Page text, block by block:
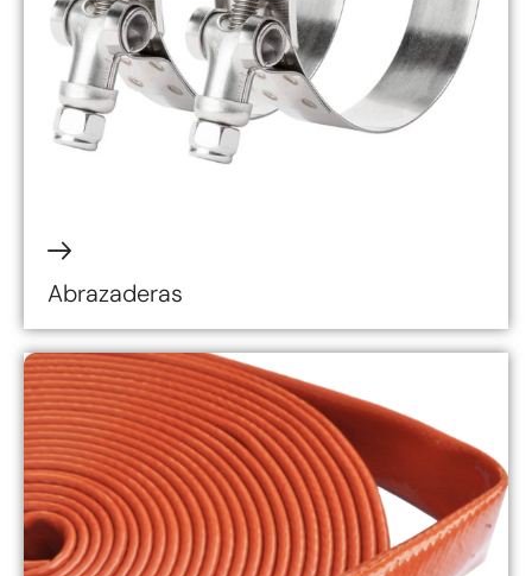
Abrazaderas